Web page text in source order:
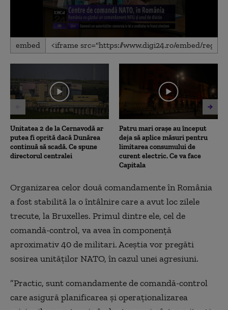
0
seconds
1
seconds
embed
Unitatea 2 de la Cernavodă ar
putea fi oprită dacă Dunărea
continuă să scadă. Ce spune
directorul centralei
Patru mari orașe au început
deja să aplice măsuri pentru
limitarea consumului de
curent electric. Ce va face
Capitala
Organizarea celor două comandamente în România
a fost stabilită la o întâlnire care a avut loc zilele
trecute, la Bruxelles. Primul dintre ele, cel de
comandă-control, va avea în componenţă
aproximativ 40 de militari. Aceştia vor pregăti
sosirea unităților NATO, în cazul unei agresiuni.
”Practic, sunt comandamente de comandă-control
care asigură planificarea și operaționalizarea